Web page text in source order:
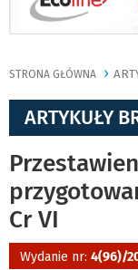
STRONA GŁÓWNA
ARTYKUŁY
Cr VI
Wydanie nr: 4(96)/